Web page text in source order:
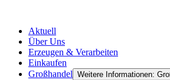
Aktuell
Über Uns
Erzeugen & Verarbeiten
Einkaufen
Großhandel Weitere Informationen: